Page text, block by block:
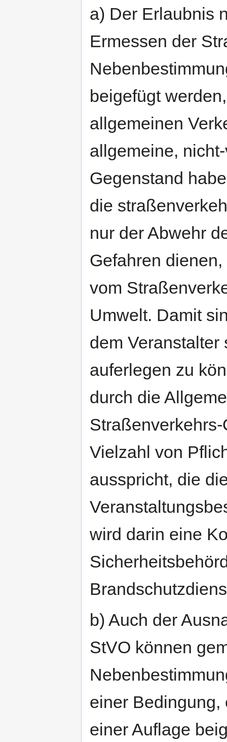
a) Der Erlaubnis
Ermessen der
beigefügt
allgemeinen
allgemeine,
Gegenstand
die
nur der Abwehr
Gefahren
vom
Umwelt. Damit
dem
auferlegen zu
durch die
Vielzahl von
ausspricht, die
wird darin eine
b) Auch der
StVO können
einer Bedingung,
einer Auflage